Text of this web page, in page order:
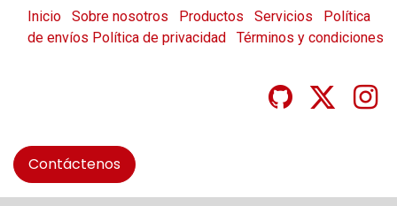
Inicio Sobre nosotros Productos Servicios
Política
de envíos Política de privacidad Términos y condiciones
Contáctenos